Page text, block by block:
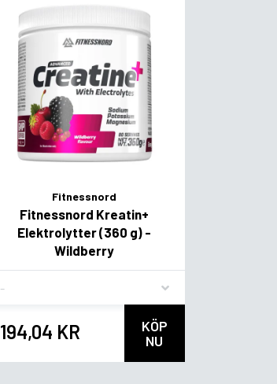
Fitnessnord
Fitnessnord Kreatin+
Elektrolytter (360 g) -
Wildberry
194,04 KR
KÖP
NU